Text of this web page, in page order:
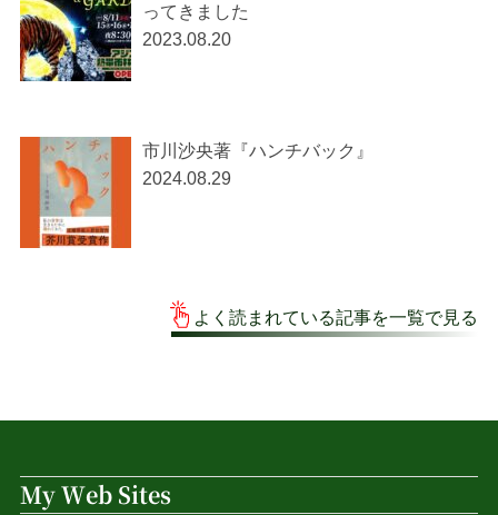
ってきました
2023.08.20
市川沙央著『ハンチバック』
2024.08.29
よく読まれている記事を一覧で見る
My Web Sites